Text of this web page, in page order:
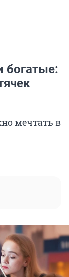
богатые:
мечтать в